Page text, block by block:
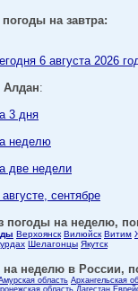
на завтра:
6 августа 2026
Алдан:
3 дня
неделю
две недели
сентябре
погоды на неделю,
Верхоянск Вилюйск Витим
Шелагонцы Якутск
неделю в России,
область Архангельская
область Дагестан